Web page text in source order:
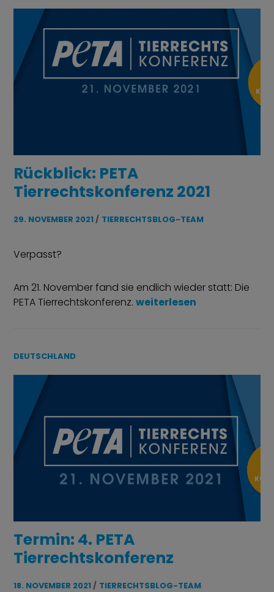
Rückblick: PETA
Tierrechtskonferenz 2021
29. NOVEMBER 2021 TIERRECHTSBLOG-TEAM
Verpasst?
Am 21. November fand sie endlich wieder statt: Die
PETA Tierrechtskonferenz.„Rückblick: PETA
weiterlesen
DEUTSCHLAND
Termin: 4. PETA
Tierrechtskonferenz
18. NOVEMBER 2021 TIERRECHTSBLOG-TEAM